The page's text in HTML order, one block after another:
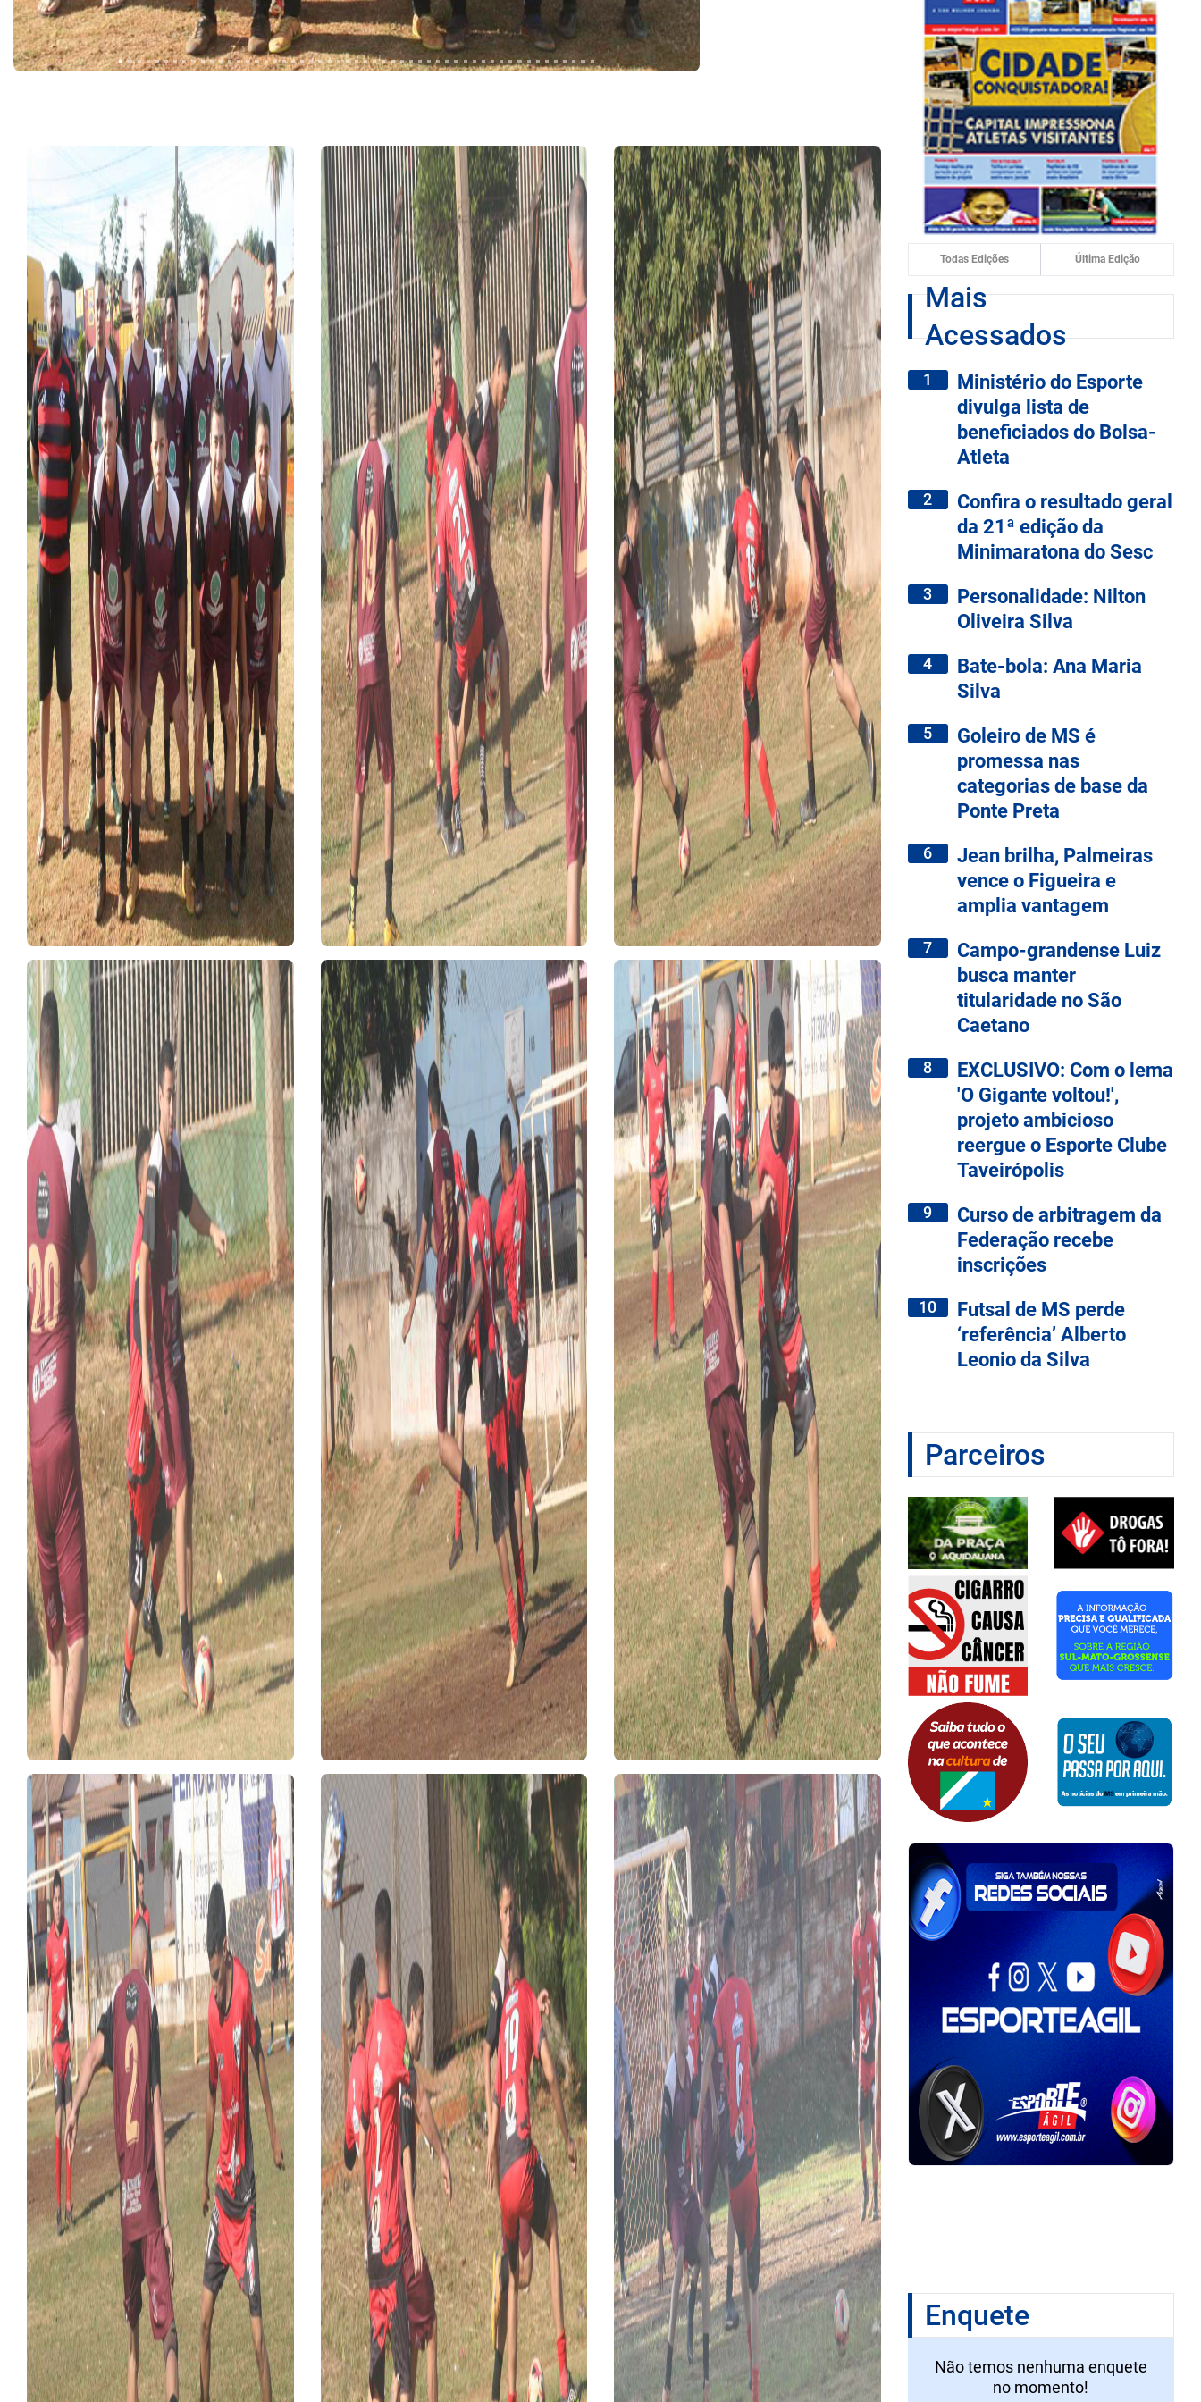
Todas Edições Última Edição
Mais
Acessados
1
Ministério do Esporte
divulga lista de
beneficiados do Bolsa-
Atleta
2
Confira o resultado geral
da 21ª edição da
Minimaratona do Sesc
3
Personalidade: Nilton
Oliveira Silva
4
Bate-bola: Ana Maria
Silva
5
Goleiro de MS é
promessa nas
categorias de base da
Ponte Preta
6
Jean brilha, Palmeiras
vence o Figueira e
amplia vantagem
7
Campo-grandense Luiz
busca manter
titularidade no São
Caetano
8
EXCLUSIVO: Com o lema
'O Gigante voltou!',
projeto ambicioso
reergue o Esporte Clube
Taveirópolis
9
Curso de arbitragem da
Federação recebe
inscrições
10
Futsal de MS perde
‘referência’ Alberto
Leonio da Silva
Parceiros
Enquete
Não temos nenhuma enquete
no momento!